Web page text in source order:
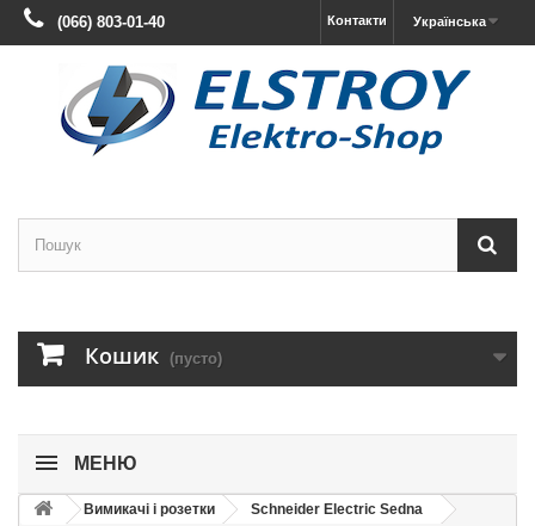
Українська
Контакти
(066) 803-01-40
Кошик (пусто)
МЕНЮ
Вимикачі і розетки
Schneider Electric Sedna